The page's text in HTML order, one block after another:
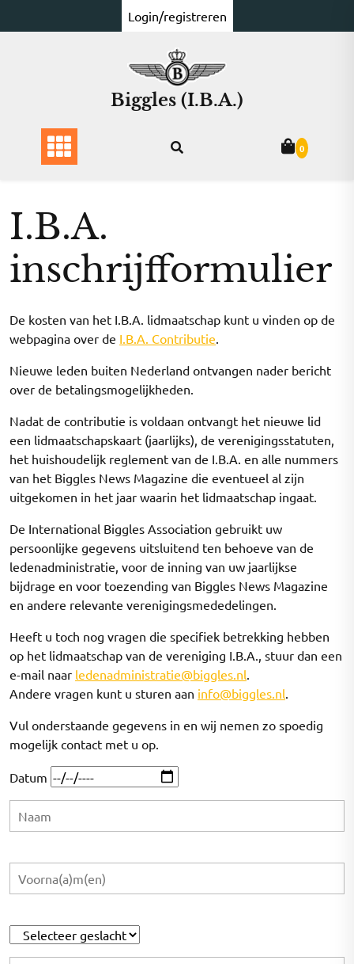
naar
Login/registreren
Biggles (I.B.A.)
0
I.B.A.
inschrijfformulier
De kosten van het I.B.A. lidmaatschap kunt u vinden op de
webpagina over de I.B.A. Contributie.
Nieuwe leden buiten Nederland ontvangen nader bericht
over de betalingsmogelijkheden.
Nadat de contributie is voldaan ontvangt het nieuwe lid
een lidmaatschapskaart (jaarlijks), de verenigingsstatuten,
het huishoudelijk reglement van de I.B.A. en alle nummers
van het Biggles News Magazine die eventueel al zijn
uitgekomen in het jaar waarin het lidmaatschap ingaat.
De International Biggles Association gebruikt uw
persoonlijke gegevens uitsluitend ten behoeve van de
ledenadministratie, voor de inning van uw jaarlijkse
bijdrage en voor toezending van Biggles News Magazine
en andere relevante verenigingsmededelingen.
Heeft u toch nog vragen die specifiek betrekking hebben
op het lidmaatschap van de vereniging I.B.A., stuur dan een
e-mail naar ledenadministratie@biggles.nl.
Andere vragen kunt u sturen aan info@biggles.nl.
Vul onderstaande gegevens in en wij nemen zo spoedig
mogelijk contact met u op.
Datum